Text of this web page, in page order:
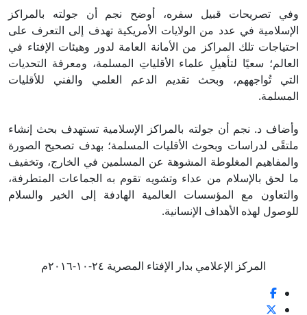
وفي تصريحات قبيل سفره، أوضح نجم أن جولته بالمراكز
الإسلامية في عدد من الولايات الأمريكية تهدف إلى التعرف على
احتياجات تلك المراكز من الأمانة العامة لدور وهيئات الإفتاء في
العالم؛ سعيًا لتأهيلِ علماء الأقلياتِ المسلمة، ومعرفة التحديات
التي تُواجههم، وبحث تقديم الدعم العلمي والفني للأقليات
المسلمة.
وأضاف د. نجم أن جولته بالمراكز الإسلامية تستهدف بحث إنشاء
ملتقًى لدراسات وبحوث الأقليات المسلمة؛ بهدف تصحيح الصورة
والمفاهيم المغلوطة المشوهة عن المسلمين في الخارج، وتخفيف
ما لحق بالإسلام من عداء وتشويه تقوم به الجماعات المتطرفة،
والتعاون مع المؤسسات العالمية الهادفة إلى الخير والسلام
للوصول لهذه الأهداف الإنسانية.
المركز الإعلامي بدار الإفتاء المصرية ٢٤-١٠-٢٠١٦م